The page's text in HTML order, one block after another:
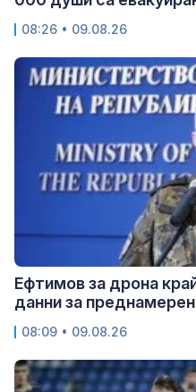
08:26 • 09.08.26
Ефтимов за дрона
данни за
08:09 • 09.08.26